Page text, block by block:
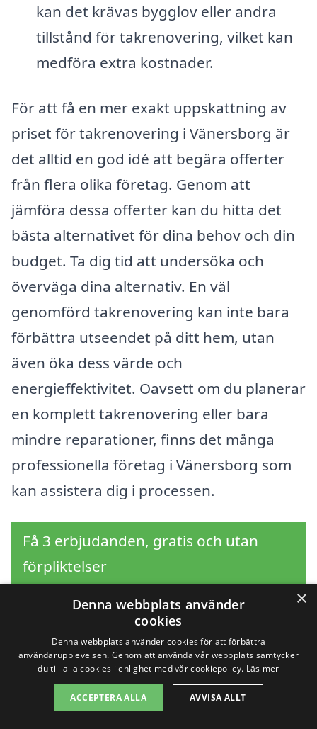
kan det krävas bygglov eller andra
tillstånd för takrenovering, vilket kan
medföra extra kostnader.
För att få en mer exakt uppskattning av
priset för takrenovering i Vänersborg är
det alltid en god idé att begära offerter
från flera olika företag. Genom att
jämföra dessa offerter kan du hitta det
bästa alternativet för dina behov och din
budget. Ta dig tid att undersöka och
överväga dina alternativ. En väl
genomförd takrenovering kan inte bara
förbättra utseendet på ditt hem, utan
även öka dess värde och
energieffektivitet. Oavsett om du planerar
en komplett takrenovering eller bara
mindre reparationer, finns det många
professionella företag i Vänersborg som
kan assistera dig i processen.
Få 3 erbjudanden, gratis och utan
förpliktelser
Sök efter en
professionell för
takrenovering i andra
×
Denna webbplats använder
cookies
Denna webbplats använder cookies för att förbättra
användarupplevelsen. Genom att använda vår webbplats samtycker
du till alla cookies i enlighet med vår cookiepolicy. Läs mer
ACCEPTERA ALLA AVVISA ALLT